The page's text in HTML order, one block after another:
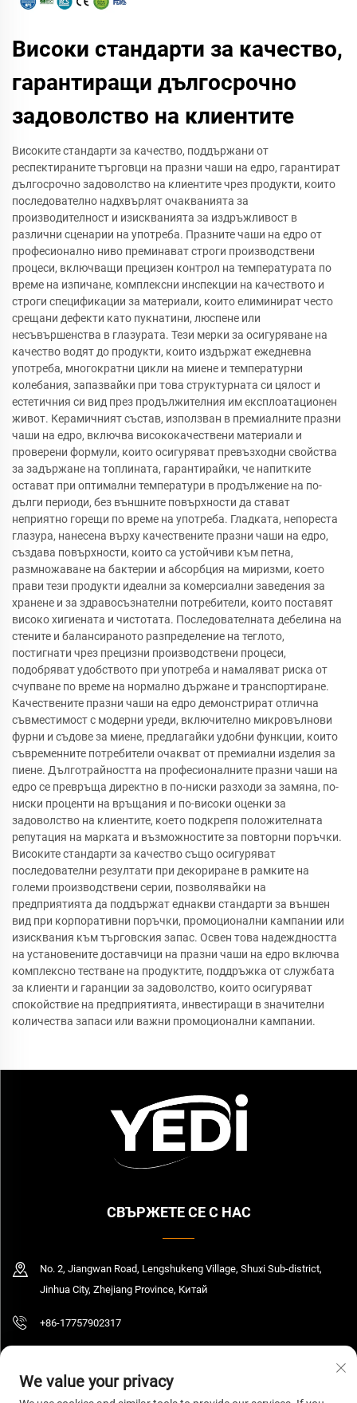
Високи стандарти за качество,
гарантиращи дългосрочно
задоволство на клиентите
Високите стандарти за качество, поддържани от
респектираните търговци на празни чаши на едро, гарантират
дългосрочно задоволство на клиентите чрез продукти, които
последователно надхвърлят очакванията за
производителност и изискванията за издръжливост в
различни сценарии на употреба. Празните чаши на едро от
професионално ниво преминават строги производствени
процеси, включващи прецизен контрол на температурата по
време на изпичане, комплексни инспекции на качеството и
строги спецификации за материали, които елиминират често
срещани дефекти като пукнатини, люспене или
несъвършенства в глазурата. Тези мерки за осигуряване на
качество водят до продукти, които издържат ежедневна
употреба, многократни цикли на миене и температурни
колебания, запазвайки при това структурната си цялост и
естетичния си вид през продължителния им експлоатационен
живот. Керамичният състав, използван в премиалните празни
чаши на едро, включва висококачествени материали и
проверени формули, които осигуряват превъзходни свойства
за задържане на топлината, гарантирайки, че напитките
остават при оптимални температури в продължение на по-
дълги периоди, без външните повърхности да стават
неприятно горещи по време на употреба. Гладката, непореста
глазура, нанесена върху качествените празни чаши на едро,
създава повърхности, които са устойчиви към петна,
размножаване на бактерии и абсорбция на миризми, което
прави тези продукти идеални за комерсиални заведения за
хранене и за здравосъзнателни потребители, които поставят
високо хигиената и чистотата. Последователната дебелина на
стените и балансираното разпределение на теглото,
постигнати чрез прецизни производствени процеси,
подобряват удобството при употреба и намаляват риска от
счупване по време на нормално държане и транспортиране.
Качествените празни чаши на едро демонстрират отлична
съвместимост с модерни уреди, включително микровълнови
фурни и съдове за миене, предлагайки удобни функции, които
съвременните потребители очакват от премиални изделия за
пиене. Дълготрайността на професионалните празни чаши на
едро се превръща директно в по-ниски разходи за замяна, по-
ниски проценти на връщания и по-високи оценки за
задоволство на клиентите, което подкрепя положителната
репутация на марката и възможностите за повторни поръчки.
Високите стандарти за качество също осигуряват
последователни резултати при декориране в рамките на
големи производствени серии, позволявайки на
предприятията да поддържат еднакви стандарти за външен
вид при корпоративни поръчки, промоционални кампании или
изисквания към търговския запас. Освен това надеждността
на установените доставчици на празни чаши на едро включва
комплексно тестване на продуктите, поддръжка от службата
за клиенти и гаранции за задоволство, които осигуряват
спокойствие на предприятията, инвестиращи в значителни
количества запаси или важни промоционални кампании.
СВЪРЖЕТЕ СЕ С НАС
No. 2, Jiangwan Road, Lengshukeng Village, Shuxi Sub-district,
Jinhua City, Zhejiang Province, Китай
+86-17757902317
We value your privacy